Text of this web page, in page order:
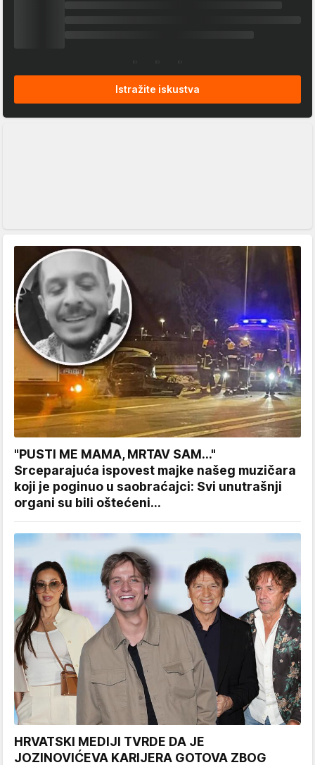
Istražite iskustva
"PUSTI ME MAMA, MRTAV SAM..."
Srceparajuća ispovest majke našeg muzičara
koji je poginuo u saobraćajci: Svi unutrašnji
organi su bili oštećeni...
HRVATSKI MEDIJI TVRDE DA JE
JOZINOVIĆEVA KARIJERA GOTOVA ZBOG